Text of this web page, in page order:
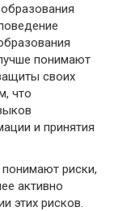
понимают
своих
что
и принятия
риски,
активно
этих рисков.